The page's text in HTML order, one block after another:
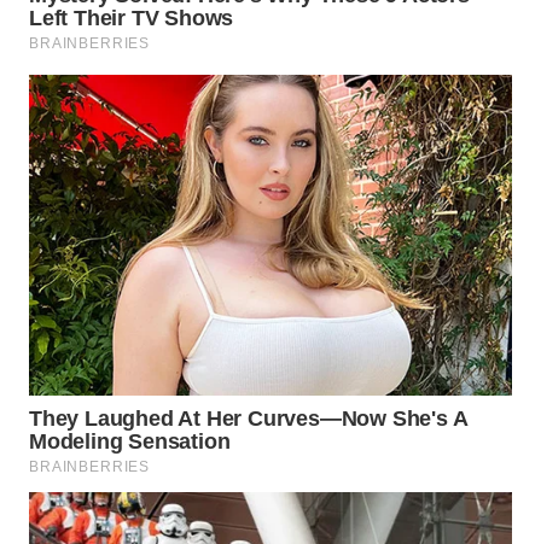
WN
MADURA
WN
SURABAYA
WN
NATUNA
WN
BINTAN
WN
MANDALIKA
WN
LIKUPANG